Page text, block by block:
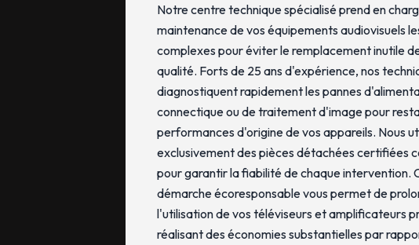
Notre centre technique spécialisé prend en
maintenance de vos équipements audiovisuels
complexes pour éviter le remplacement inutile
qualité. Forts de 25 ans d'expérience, nos
diagnostiquent rapidement les pannes
connectique ou de traitement d'image pour
performances d'origine de vos appareils. Nous
exclusivement des pièces détachées certifiées
pour garantir la fiabilité de chaque intervention.
démarche écoresponsable vous permet de
l'utilisation de vos téléviseurs et amplificateurs
réalisant des économies substantielles par